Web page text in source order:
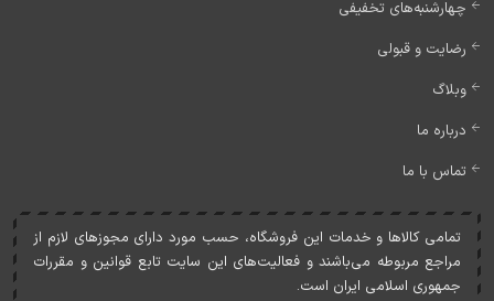
چهارشنبه‌های تخفیفی
رضایت و قبولی
وبلاگ
درباره ما
تماس با ما
تمامی کالاها و خدمات اين فروشگاه، حسب مورد دارای مجوزهای لازم از
مراجع مربوطه می‌باشند و فعاليت‌های اين سايت تابع قوانين و مقررات
جمهوری اسلامی ايران است.